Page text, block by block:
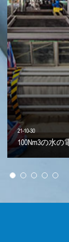
21-10-30
100Nm3の水